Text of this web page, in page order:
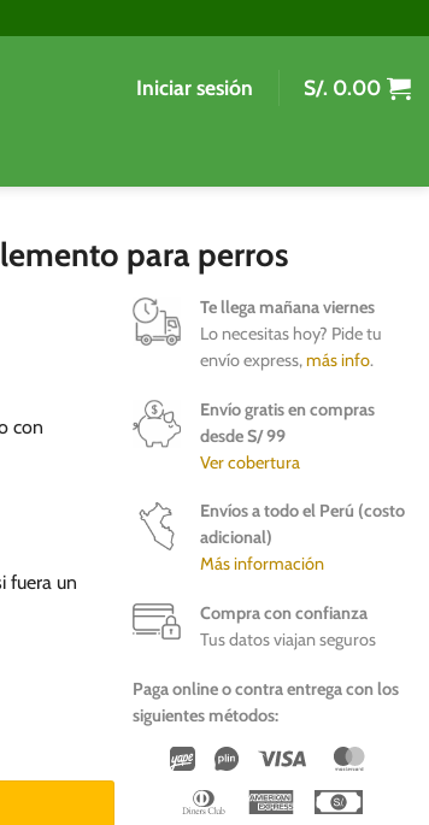
Iniciar sesión S/. 0.00
para perros
con
fuera un
Te llega mañana viernes
Lo necesitas hoy? Pide tu
envío express,más info.
Envío gratis en compras
desde S/ 99
Ver cobertura
Envíos a todo el Perú (costo
adicional)
Más información
Compra con confianza
Tus datos viajan seguros
Paga online o contra entrega con los
siguientes métodos:
Wirecard
Vipps Visa
Dinners
American